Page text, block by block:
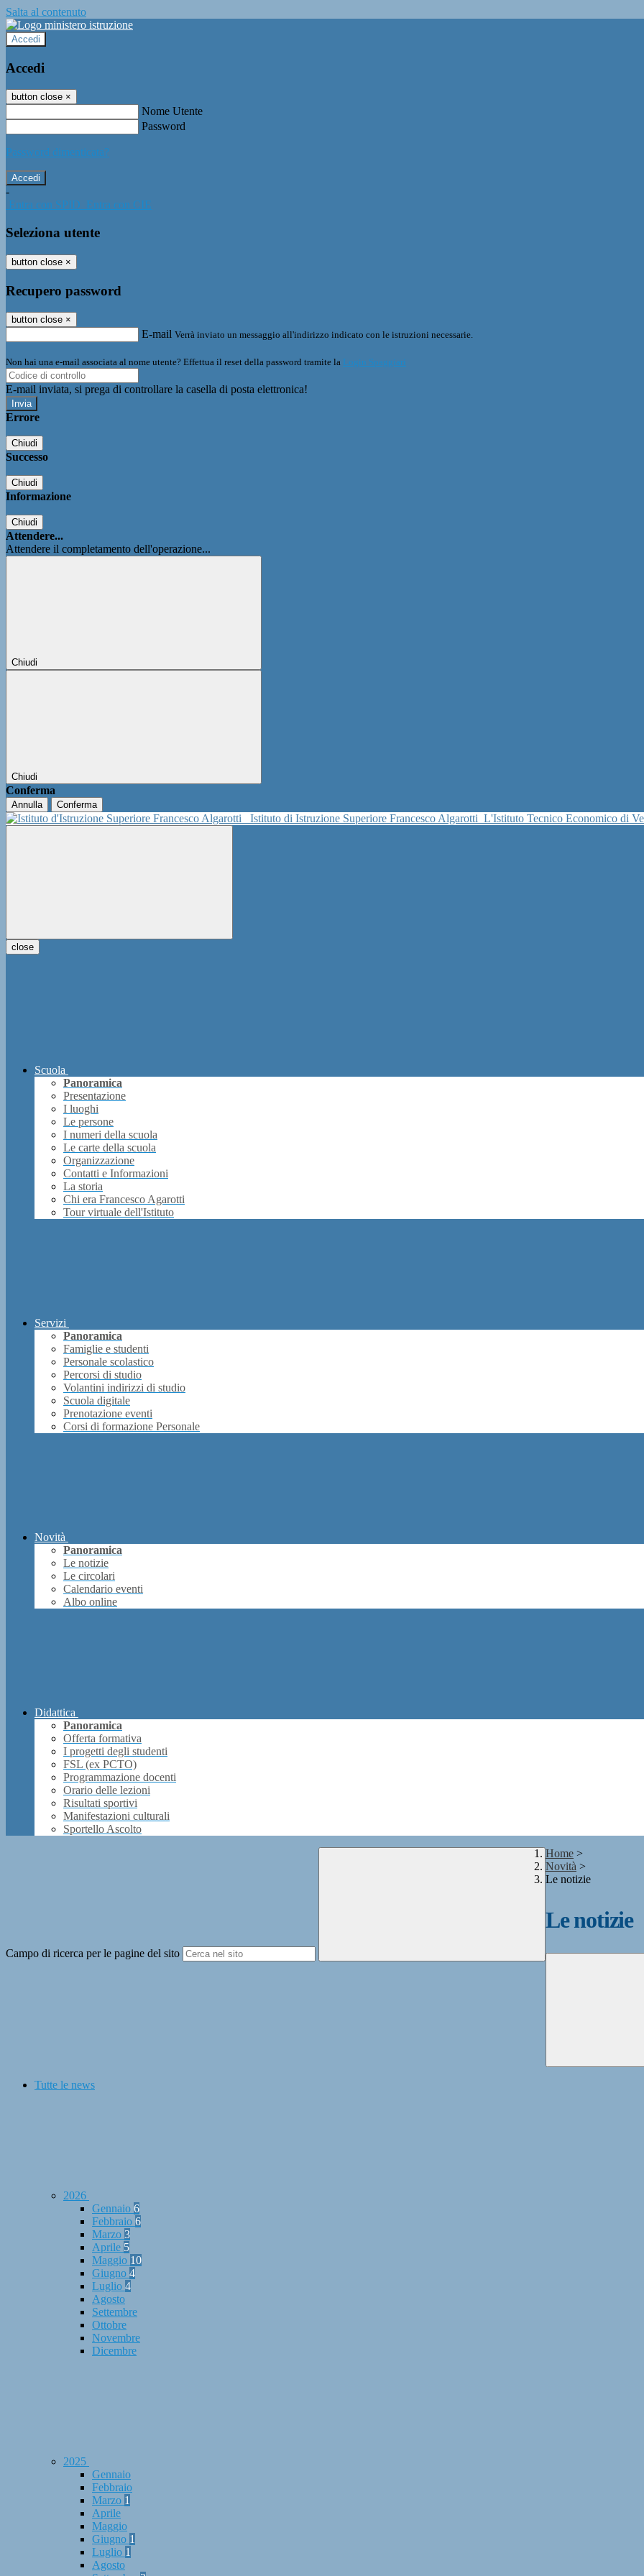
Salta al contenuto
Accedi
Accedi
button close ×
Nome Utente
Password
Password dimenticata?
-
Entra con SPID Entra con CIE
Seleziona utente
button close ×
Recupero password
button close ×
E-mail Verrà inviato un messaggio all'indirizzo indicato con le istruzioni necessarie.
Non hai una e-mail associata al nome utente? Effettua il reset della password tramite la Login Spaggiari
E-mail inviata, si prega di controllare la casella di posta elettronica!
Errore
Chiudi
Successo
Chiudi
Informazione
Chiudi
Attendere...
Attendere il completamento dell'operazione...
Chiudi
Chiudi
Conferma
Annulla Conferma
Istituto di Istruzione Superiore Francesco Algarotti L'Istituto Tecnico Economico di
close
Scuola
Panoramica
Presentazione
I luoghi
Le persone
I numeri della scuola
Le carte della scuola
Organizzazione
Contatti e Informazioni
La storia
Chi era Francesco Agarotti
Tour virtuale dell'Istituto
Servizi
Panoramica
Famiglie e studenti
Personale scolastico
Percorsi di studio
Volantini indirizzi di studio
Scuola digitale
Prenotazione eventi
Corsi di formazione Personale
Novità
Panoramica
Le notizie
Le circolari
Calendario eventi
Albo online
Didattica
Panoramica
Offerta formativa
I progetti degli studenti
FSL (ex PCTO)
Programmazione docenti
Orario delle lezioni
Risultati sportivi
Manifestazioni culturali
Sportello Ascolto
Campo di ricerca per le pagine del sito
Home >
Novità >
Le notizie
Le notizie
Tutte le news
2026
Gennaio 6
Febbraio 6
Marzo 3
Aprile 5
Maggio 10
Giugno 4
Luglio 4
Agosto
Settembre
Ottobre
Novembre
Dicembre
2025
Gennaio
Febbraio
Marzo 1
Aprile
Maggio
Giugno 1
Luglio 1
Agosto